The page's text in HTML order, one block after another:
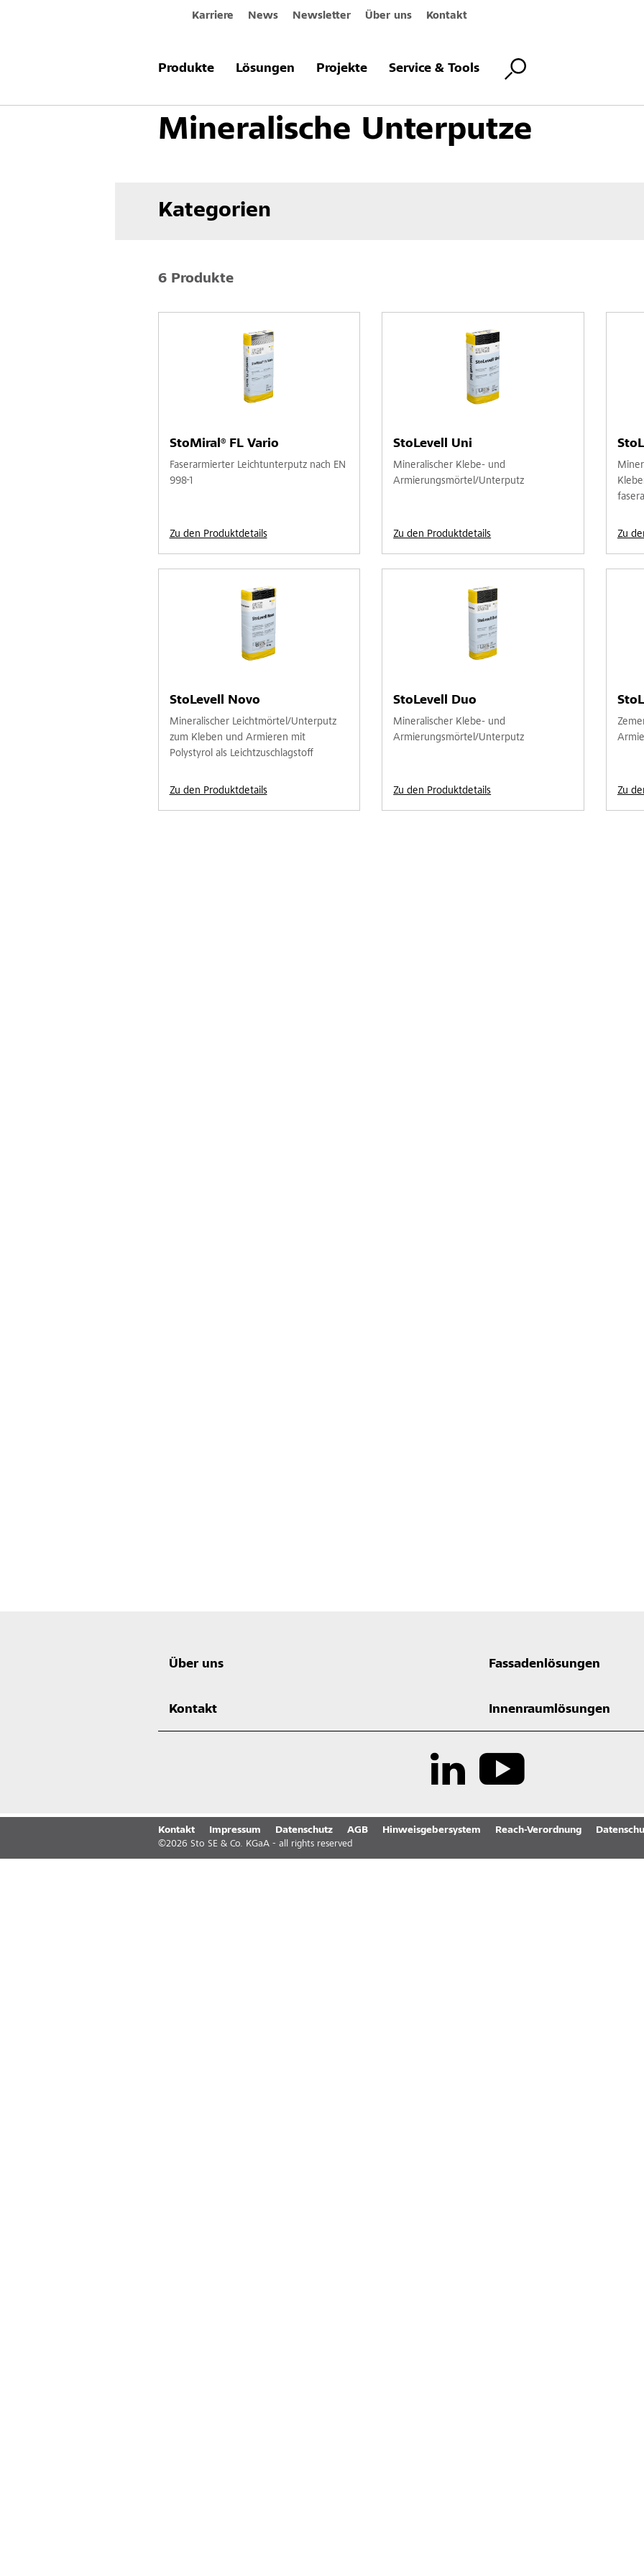
Karriere News Newsletter Über uns Kontakt
Produkte Lösungen Projekte Service & Tools
Produkte & Systeme Fassade Fassadenbeschichtungen Unterputze Mineralische Unterputze
Mineralische Unterputze
Kategorien
6 Produkte
StoMiral® FL Vario
Faserarmierter Leichtunterputz nach EN
998-1
Zu den Produktdetails
StoLevell Uni
Mineralischer Klebe- und
Armierungsmörtel/Unterputz
Zu den Produktdetails Zu
StoLevell Novo
Mineralischer Leichtmörtel/Unterputz
zum Kleben und Armieren mit
Polystyrol als Leichtzuschlagstoff
Zu den Produktdetails
StoLevell Duo
Mineralischer Klebe- und
Armierungsmörtel/Unterputz
Zu den Produktdetails Zu
Über uns Fassadenlösungen
Kontakt Innenraumlösungen
Kontakt Impressum Datenschutz AGB Hinweisgebersystem Reach-Verordnung
©2026 Sto SE & Co. KGaA - all rights reserved